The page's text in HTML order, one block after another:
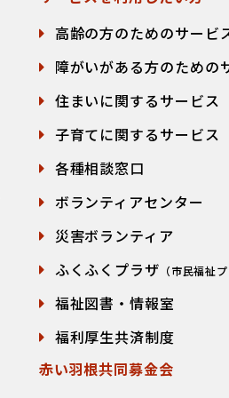
高齢の方のためのサービ
障がいがある方のための
住まいに関するサービス
子育てに関するサービス
各種相談窓口
ボランティアセンター
災害ボランティア
ふくふくプラザ （市民福祉プ
福祉図書・情報室
福利厚生共済制度
赤い羽根共同募金会